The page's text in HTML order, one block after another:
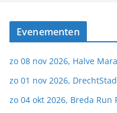
Evenementen
zo 08 nov 2026, Halve
zo 01 nov 2026,
zo 04 okt 2026, Breda Run